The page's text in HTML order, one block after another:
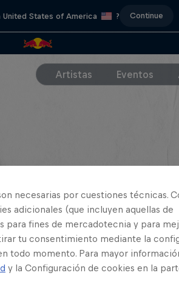
States of America ? Continue
Artistas Eventos
necesarias por cuestiones técnicas.
adicionales (que incluyen aquellas de
para fines de mercadotecnia y para
tu consentimiento mediante la
todo momento. Para mayor
y la Configuración de cookies en la